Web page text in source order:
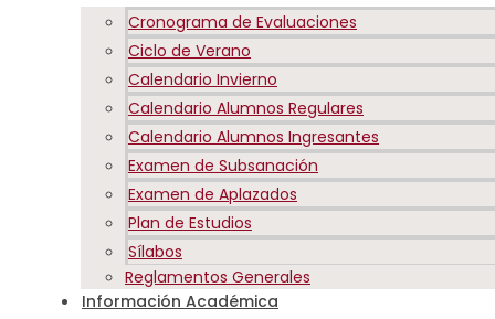
Cronograma de Evaluaciones
Ciclo de Verano
Calendario Invierno
Calendario Alumnos Regulares
Calendario Alumnos Ingresantes
Examen de Subsanación
Examen de Aplazados
Plan de Estudios
Sílabos
Reglamentos Generales
Información Académica